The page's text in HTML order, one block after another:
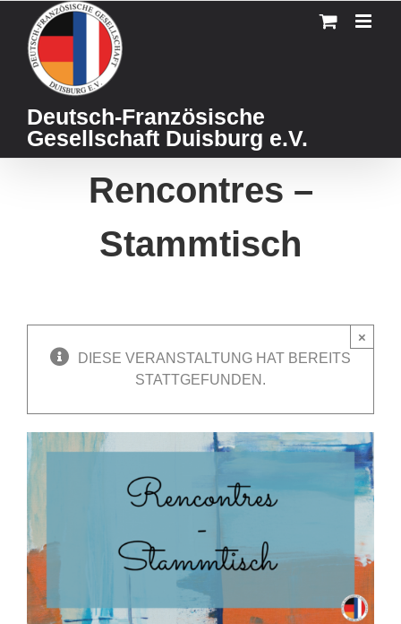
content
Deutsch-Französische
Gesellschaft Duisburg e.V.
Rencontres –
Stammtisch
DIESE VERANSTALTUNG HAT BEREITS
STATTGEFUNDEN.
×